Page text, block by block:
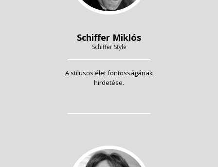
Schiffer Miklós
Schiffer Style
A stílusos élet fontosságának
hirdetése.